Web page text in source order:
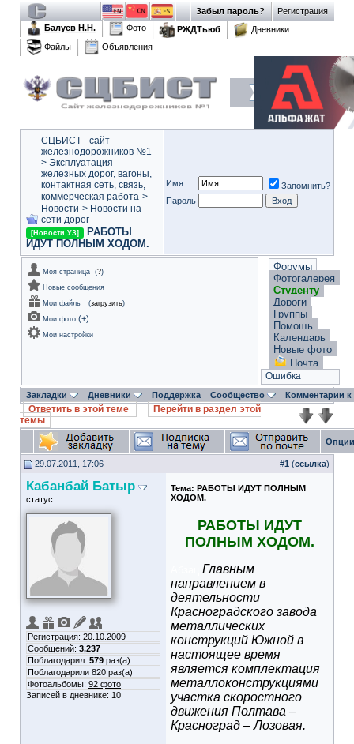
Регистрация
Забыл пароль?
Балуев Н.Н.
Фото РЖДТьюб
Дневники
Файлы
Объявления
СЦБИСТ - сайт
железнодорожников №1
> Эксплуатация
железных дорог, вагоны,
контактная сеть, связь,
коммерческая работа >
Новости > Новости на
сети дорог
[Новости УЗ]
РАБОТЫ
ИДУТ ПОЛНЫМ ХОДОМ.
Имя
Запомнить?
Пароль
Моя страница (?)
Новые сообщения
Мои файлы
(загрузить)
Мои фото (+)
Мои настройки
Форумы
Фотогалерея
Студенту
Дороги
Группы
Помощь
Календарь
Новые фото
Почта
Ошибка
Закладки Дневники Поддержка Сообщество Комментарии
Ответить в этой теме
Перейти в раздел этой
темы
29.07.2011, 17:06 #1 (ссылка)
Кабанбай Батыр
статус
Регистрация: 20.10.2009
Сообщений: 3,237
Поблагодарил: 579 раз(а)
Поблагодарили 820 раз(а)
Фотоальбомы: 92 фото
Записей в дневнике: 10
Тема: РАБОТЫ ИДУТ ПОЛНЫМ
ХОДОМ.
РАБОТЫ ИДУТ
ПОЛНЫМ ХОДОМ.
Главным
направлением в
деятельности
Красноградского завода
металлических
конструкций Южной в
настоящее время
является комплектация
металлоконструкциями
участка скоростного
движения Полтава –
Красноград – Лозовая.